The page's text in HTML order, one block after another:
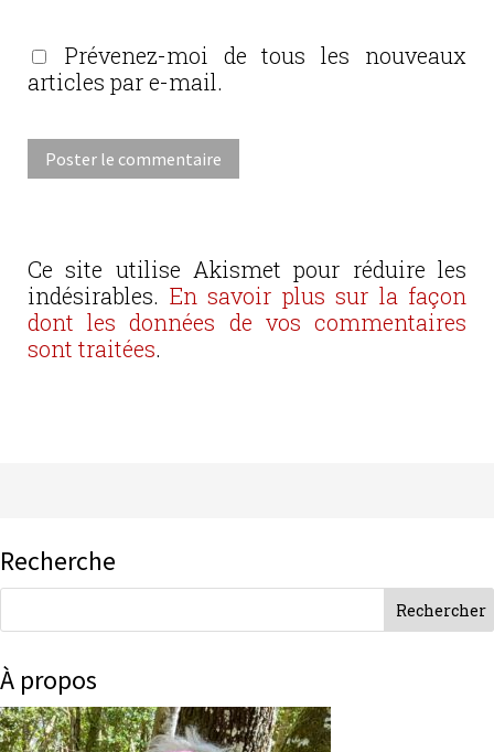
Prévenez-moi de tous les nouveaux
articles par e-mail.
Ce site utilise Akismet pour réduire les
indésirables. En savoir plus sur la façon
dont les données de vos commentaires
sont traitées.
Recherche
À propos